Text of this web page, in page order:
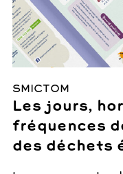
SMICTOM
Les jours,
fréquences
des déchets